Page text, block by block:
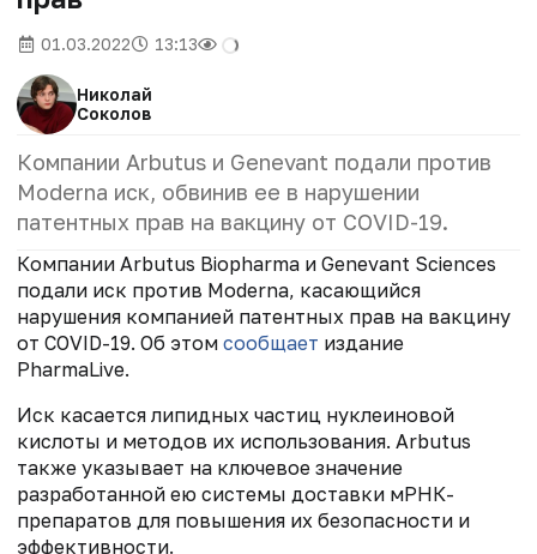
01.03.2022 13:13
Николай
Соколов
Компании Arbutus и Genevant подали против
Moderna иск, обвинив ее в нарушении
патентных прав на вакцину от COVID-19.
Компании Arbutus Biopharma и Genevant Sciences
подали иск против Moderna, касающийся
нарушения компанией патентных прав на вакцину
от COVID-19. Об этом сообщает издание
PharmaLive.
Иск касается липидных частиц нуклеиновой
кислоты и методов их использования. Arbutus
также указывает на ключевое значение
разработанной ею системы доставки мРНК-
препаратов для повышения их безопасности и
эффективности.